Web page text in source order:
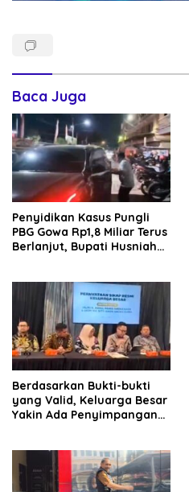
Baca Juga
Penyidikan Kasus Pungli
PBG Gowa Rp1,8 Miliar Terus
Berlanjut, Bupati Husniah
Berdasarkan Bukti-bukti
yang Valid, Keluarga Besar
Yakin Ada Penyimpangan